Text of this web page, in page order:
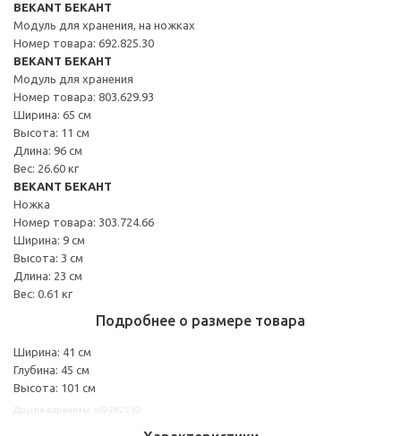
BEKANT БЕКАНТ
Модуль для хранения, на ножках
Номер товара: 692.825.30
BEKANT БЕКАНТ
Модуль для хранения
Номер товара: 803.629.93
Ширина: 65 см
Высота: 11 см
Длина: 96 см
Вес: 26.60 кг
BEKANT БЕКАНТ
Ножка
Номер товара: 303.724.66
Ширина: 9 см
Высота: 3 см
Длина: 23 см
Вес: 0.61 кг
Подробнее о размере товара
Ширина: 41 см
Глубина: 45 см
Высота: 101 см